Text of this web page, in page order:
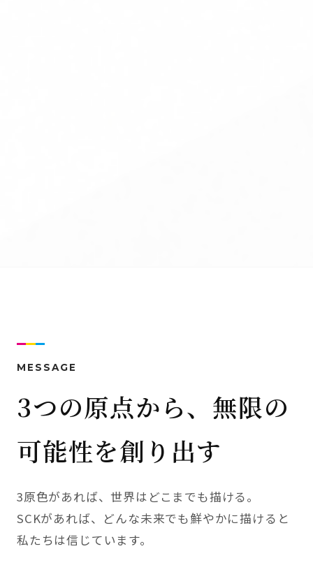
MESSAGE
3つの原点から、無限の
可能性を創り出す
3原色があれば、世界はどこまでも描ける。
SCKがあれば、どんな未来でも鮮やかに描けると
私たちは信じています。